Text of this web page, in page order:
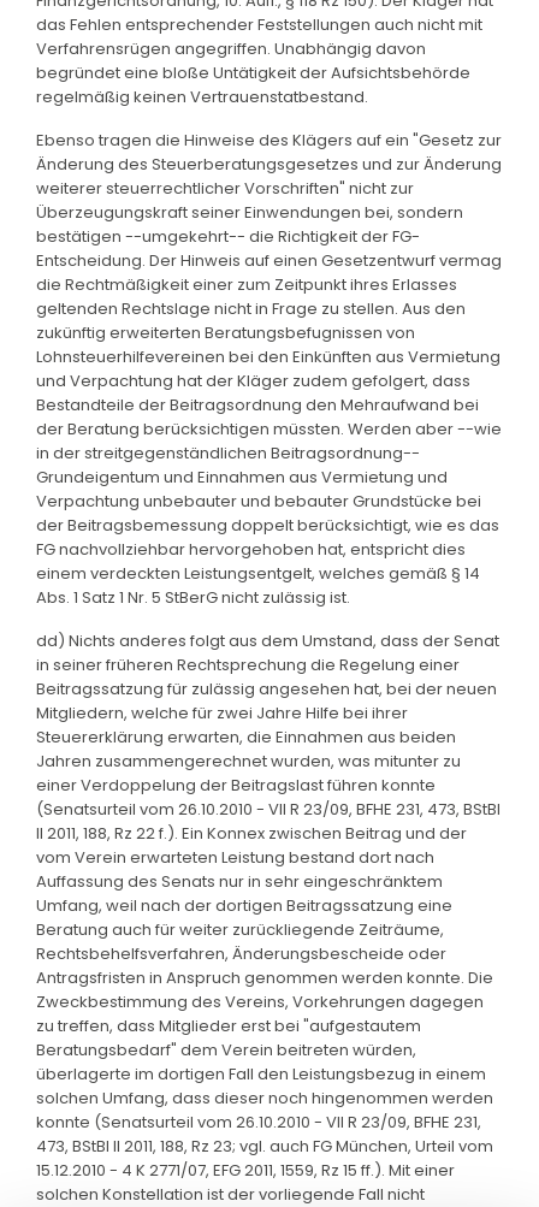
das Fehlen entsprechender Feststellungen auch nicht mit
Verfahrensrügen angegriffen. Unabhängig davon
begründet eine bloße Untätigkeit der Aufsichtsbehörde
regelmäßig keinen Vertrauenstatbestand.
Ebenso tragen die Hinweise des Klägers auf ein "Gesetz zur
Änderung des Steuerberatungsgesetzes und zur Änderung
weiterer steuerrechtlicher Vorschriften" nicht zur
Überzeugungskraft seiner Einwendungen bei, sondern
bestätigen --umgekehrt-- die Richtigkeit der FG-
Entscheidung. Der Hinweis auf einen Gesetzentwurf vermag
die Rechtmäßigkeit einer zum Zeitpunkt ihres Erlasses
geltenden Rechtslage nicht in Frage zu stellen. Aus den
zukünftig erweiterten Beratungsbefugnissen von
Lohnsteuerhilfevereinen bei den Einkünften aus Vermietung
und Verpachtung hat der Kläger zudem gefolgert, dass
Bestandteile der Beitragsordnung den Mehraufwand bei
der Beratung berücksichtigen müssten. Werden aber --wie
in der streitgegenständlichen Beitragsordnung--
Grundeigentum und Einnahmen aus Vermietung und
Verpachtung unbebauter und bebauter Grundstücke bei
der Beitragsbemessung doppelt berücksichtigt, wie es das
FG nachvollziehbar hervorgehoben hat, entspricht dies
einem verdeckten Leistungsentgelt, welches gemäß § 14
Abs. 1 Satz 1 Nr. 5 StBerG nicht zulässig ist.
dd) Nichts anderes folgt aus dem Umstand, dass der Senat
in seiner früheren Rechtsprechung die Regelung einer
Beitragssatzung für zulässig angesehen hat, bei der neuen
Mitgliedern, welche für zwei Jahre Hilfe bei ihrer
Steuererklärung erwarten, die Einnahmen aus beiden
Jahren zusammengerechnet wurden, was mitunter zu
einer Verdoppelung der Beitragslast führen konnte
(Senatsurteil vom 26.10.2010 - VII R 23/09, BFHE 231, 473, BStBl
II 2011, 188, Rz 22 f.). Ein Konnex zwischen Beitrag und der
vom Verein erwarteten Leistung bestand dort nach
Auffassung des Senats nur in sehr eingeschränktem
Umfang, weil nach der dortigen Beitragssatzung eine
Beratung auch für weiter zurückliegende Zeiträume,
Rechtsbehelfsverfahren, Änderungsbescheide oder
Antragsfristen in Anspruch genommen werden konnte. Die
Zweckbestimmung des Vereins, Vorkehrungen dagegen
zu treffen, dass Mitglieder erst bei "aufgestautem
Beratungsbedarf" dem Verein beitreten würden,
überlagerte im dortigen Fall den Leistungsbezug in einem
solchen Umfang, dass dieser noch hingenommen werden
konnte (Senatsurteil vom 26.10.2010 - VII R 23/09, BFHE 231,
473, BStBl II 2011, 188, Rz 23; vgl. auch FG München, Urteil vom
15.12.2010 - 4 K 2771/07, EFG 2011, 1559, Rz 15 ff.). Mit einer
solchen Konstellation ist der vorliegende Fall nicht